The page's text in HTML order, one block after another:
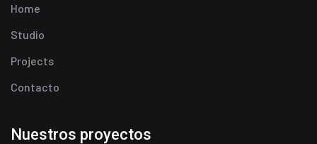
Home
Studio
Projects
Contacto
Nuestros proyectos